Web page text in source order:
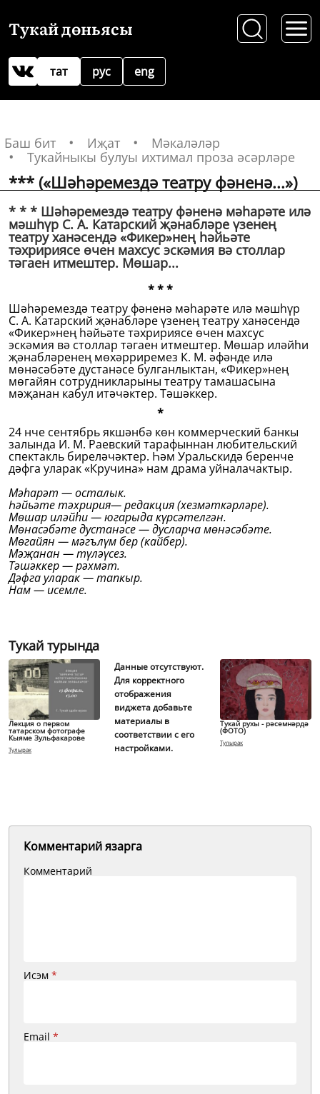
Тукай дөньясы
рус
тат eng
Баш бит Иҗат
Мәкаләләр
Тукайныкы булуы ихтимал проза әсәрләре
*** («Шәһәремездә театру фәненә...»)
* * * Шәһәремездә театру фәненә мәһарәте илә
мәшһүр С. А. Катарский җәнабләре үзенең
театру ханәсендә «Фикер»нең һәйьәте
тәхририясе өчен махсус эскәмия вә столлар
тәгаен итмештер. Мөшар...
* * *
Шәһәремездә театру фәненә мәһарәте илә мәшһүр
С. А. Катарский җәнабләре үзенең театру ханәсендә
«Фикер»нең һәйьәте тәхририясе өчен махсус
эскәмия вә столлар тәгаен итмештер. Мөшар иләйһи
җәнабләренең мөхәрриремез К. М. әфәнде илә
мөнәсәбәте дустанәсе булганлыктан, «Фикер»нең
мөгайян сотрудникларыны театру тамашасына
мәҗанан кабул итәчәктер. Тәшәккер.
*
24 нче сентябрь якшәнбә көн коммерческий банкы
залында И. М. Раевский тарафыннан любительский
спектакль биреләчәктер. Һәм Уральскидә беренче
дәфга уларак «Кручина» нам драма уйналачактыр.
Мәһарәт — осталык.
Һәйьәте тәхририя— редакция (хезмәткәрләре).
Мөшар иләйһи — югарыда күрсәтелгән.
Мөнасәбәте дустанәсе — дусларча мөнәсәбәте.
Мөгайян — мәгълүм бер (кайбер).
Мәҗанан — түләүсез.
Тәшәккер — рәхмәт.
Дәфга уларак — тапкыр.
Нам — исемле.
Тукай турында
Лекция о первом
татарском фотографе
Кыяме Зульфакарове
Тулырак
Данные отсутствуют.
Для корректного
отображения
виджета добавьте
материалы в
соответствии с его
настройками.
Тукай рухы - рәсемнәрдә
(ФОТО)
Тулырак
Комментарий язарга
Комментарий
Исэм *
Email *